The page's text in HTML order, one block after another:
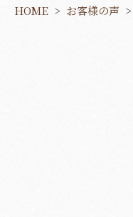
HOME お客様の声